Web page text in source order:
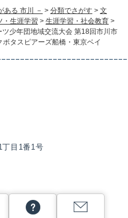
る 市川 － > 分類でさがす > 文
・生涯学習 > 生涯学習・社会教育 >
ツ少年団地域交流大会 第18回市川市
タスピアーズ船橋・東京ベイ
丁目1番1号